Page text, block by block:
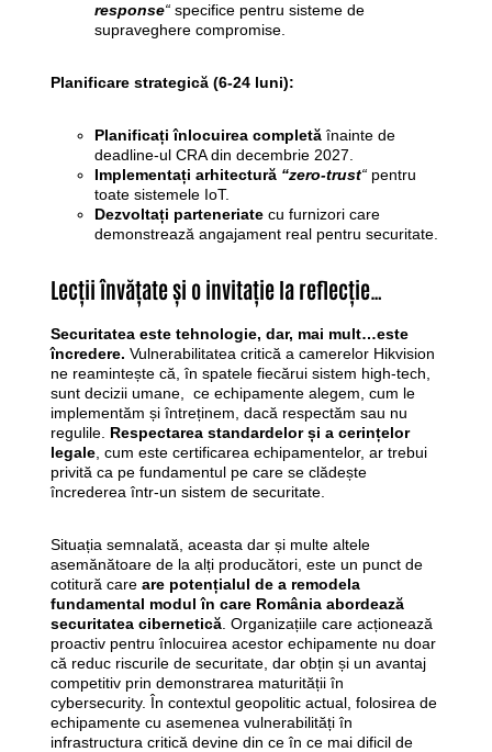
response“specifice pentru sisteme de
supraveghere compromise.
Planificare strategică (6-24 luni):
Planificați înlocuirea completăînainte de
deadline-ul CRA din decembrie 2027.
Implementați arhitectură “zero-trust“pentru
toate sistemele IoT.
Dezvoltați parteneriatecu furnizori care
demonstrează angajament real pentru securitate.
Lecții învățate și o invitație la reflecție…
Securitatea este tehnologie, dar, mai mult…este
încredere. Vulnerabilitatea critică a camerelor Hikvision
ne reamintește că, în spatele fiecărui sistem high-tech,
sunt decizii umane, ce echipamente alegem, cum le
implementăm și întreținem, dacă respectăm sau nu
regulile. Respectarea standardelor și a cerințelor
legale, cum este certificarea echipamentelor, ar trebui
privită ca pe fundamentul pe care se clădește
încrederea într-un sistem de securitate.
Situația semnalată, aceasta dar și multe altele
asemănătoare de la alți producători, este un punct de
cotitură careare potențialul de a remodela
fundamental modul în care România abordează
securitatea cibernetică. Organizațiile care acționează
proactiv pentru înlocuirea acestor echipamente nu doar
că reduc riscurile de securitate, dar obțin și un avantaj
competitiv prin demonstrarea maturității în
cybersecurity. În contextul geopolitic actual, folosirea de
echipamente cu asemenea vulnerabilități în
infrastructura critică devine din ce în ce mai dificil de